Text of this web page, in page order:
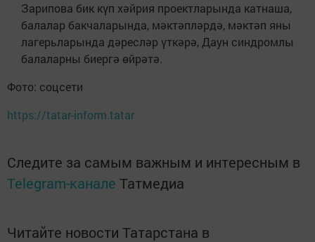
Зарипова бик күп хәйрия проектларында катнаша,
балалар бакчаларында, мәктәпләрдә, мәктәп яны
лагерьларында дәресләр үткәрә, Даун синдромлы
балаларны биергә өйрәтә.
Фото: соцсети
https://tatar-inform.tatar
Следите за самым важным и интересным в
Telegram-канале Татмедиа
Читайте новости Татарстана в